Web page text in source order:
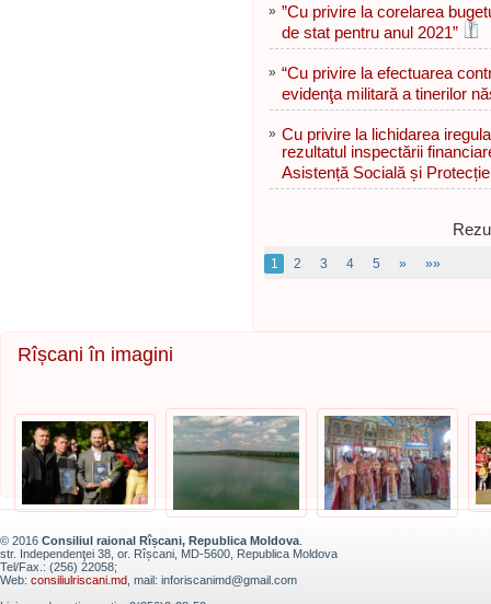
» ”Сu privire la corelarea
de stat pentru anul 2021”
» “Cu privire la efectuarea
evidenţa militară a tinerilor
» Cu privire la lichidarea
rezultatul inspectării
Asistență Socială și
1 2 3 4 5 » »»
Rîșcani în imagini
© 2016 Consiliul raional Rîșcani, Republica Moldova
str. Independenţei 38, or. Rîșcani, MD-5600, Republica Moldova
Tel/Fax.: (256) 22058;
Web: consiliulriscani.md , mail: inforiscanimd@gmail.com